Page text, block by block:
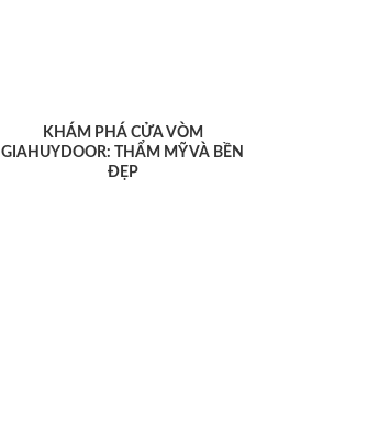
KHÁM PHÁ CỬA VÒM
GIAHUYDOOR: THẨM MỸ VÀ BỀN
ĐẸP